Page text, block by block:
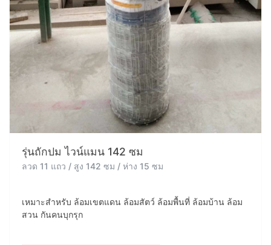
รุ่นถักปม ไวน์แมน 142 ซม
ลวด 11 แถว / สูง 142 ซม / ห่าง 15 ซม
เหมาะสำหรับ ล้อมเขตแดน ล้อมสัตว์ ล้อมพื้นที่ ล้อมบ้าน ล้อม
สวน กันคนบุกรุก